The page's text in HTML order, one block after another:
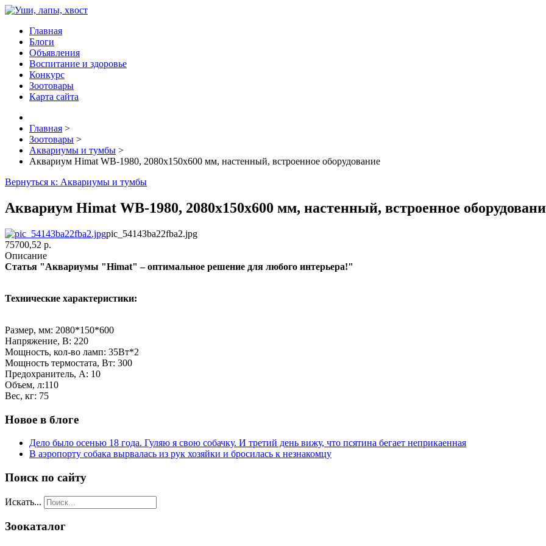
Главная
Блоги
Объявления
Воспитание и здоровье
Конкурс
Зоотовары
Карта сайта
Главная >
Зоотовары >
Аквариумы и тумбы >
Аквариум Himat WB-1980, 2080x150x600 мм, настенный, встроенное оборудование
Вернуться к: Аквариумы и тумбы
Аквариум Himat WB-1980, 2080x150x600 мм, настенный, встроенное
pic_54143ba22fba2.jpg
75700,52 р.
Описание
Статья "Аквариумы "Himat" – оптимальное решение для любого интерьера!"
Технические характеристики:
Размер, мм: 2080*150*600
Напряжение, В: 220
Мощность, кол-во ламп: 35Вт*2
Мощность термостата, Вт: 300
Предохранитель, А: 10
Объем, л:110
Вес, кг: 75
Новое в блоге
Дело было осенью 18 года. Гуляю я свою собачку. И третий день вижу, что псятина бегает неприкаенная
В аэропорту собака вырвалась из рук хозяйки и бросилась к незнакомцу
Поиск по сайту
Искать...
Зоокаталог